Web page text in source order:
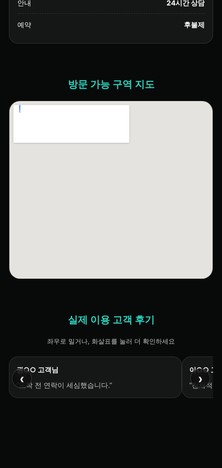
안내 24시간 상담
예약 후불제
방문 가능 구역 지도
실제 이용 고객 후기
좌우로 밀거나, 화살표를 눌러 더 확인하세요
‹
권○○ 고객님
“도착 전 연락이 세심했습니다.”
이○○ 고
“전체적
›